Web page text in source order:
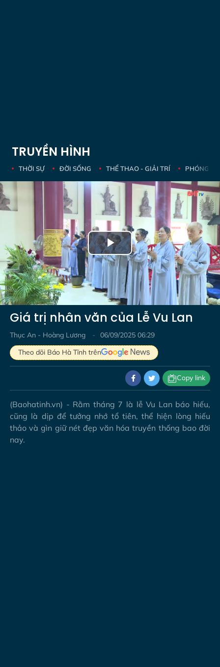
TRUYỀN HÌNH
THỜI SỰ ĐỜI SỐNG THỂ THAO - GIẢI TRÍ PHÓNG
Play
Video
Giá trị nhân văn của Lễ Vu Lan
Thục An - Hoàng Lương
06/09/2025 06:29
Theo dõi Báo Hà Tĩnh trên
Copy link
(Baohatinh.vn) - Rằm tháng 7 là lễ Vu Lan báo hiếu,
cũng là dịp để tưởng nhớ tổ tiên, thể hiện lòng hiếu
thảo và gìn giữ nét đẹp văn hóa truyền thống bao đời
nay.